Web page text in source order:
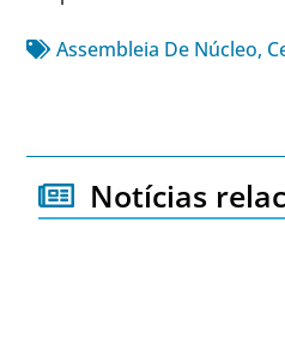
Assembleia De Núcleo,
Notícias